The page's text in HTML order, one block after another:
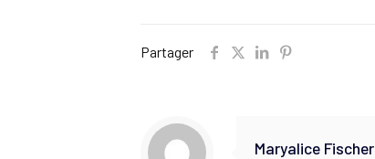
Partager
Maryalice Fischer